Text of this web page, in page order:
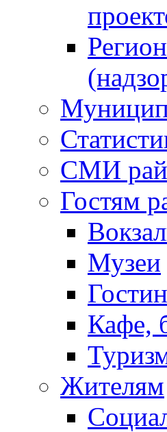
СМИ
Гостям
Музеи
Кафе,
Жителям